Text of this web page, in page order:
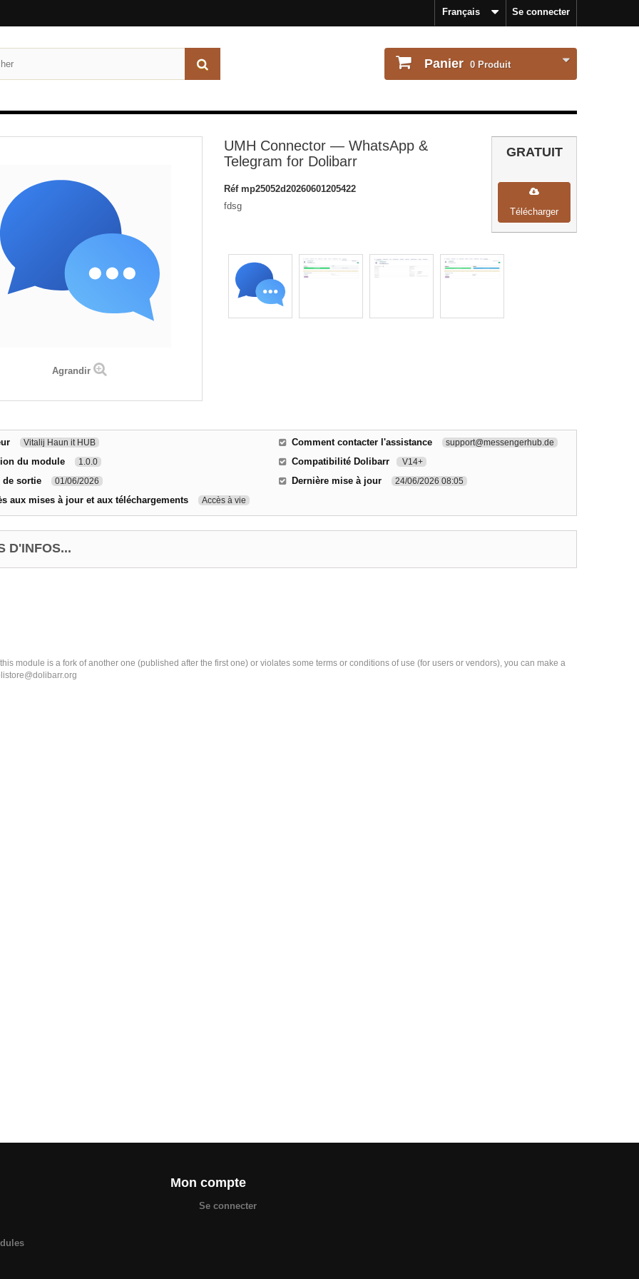
Se connecter
Français
Panier 0 Produit
Agrandir
UMH Connector — WhatsApp &
Telegram for Dolibarr
Réf mp25052d20260601205422
fdsg
GRATUIT
Télécharger
Vitalij Haun it HUB
du module 1.0.0
de sortie 01/06/2026
aux mises à jour et aux téléchargements Accès à vie
Comment contacter l'assistance support@messengerhub.de
Compatibilité Dolibarr V14+
Dernière mise à jour 24/06/2026 08:05
D'INFOS...
module is a fork of another one (published after the first one) or violates some terms or conditions of use (for users or vendors), you can make a
Mon compte
Se connecter